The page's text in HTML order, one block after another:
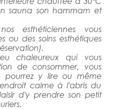
sauna son hammam et
esthéticiennes vous
ou des soins esthétiques
chaleureux qui vous
de consommer, vous
pourrez y lire ou même
calme à l'abris du
d'y prendre son petit